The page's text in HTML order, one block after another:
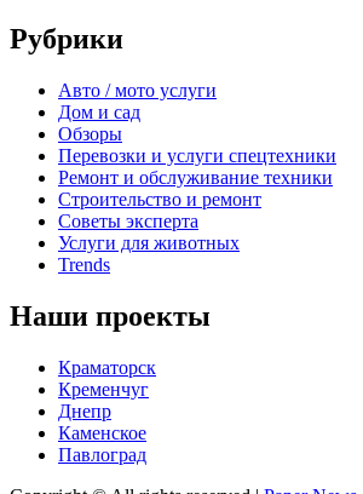
Рубрики
Авто / мото услуги
Дом и сад
Обзоры
Перевозки и услуги спецтехники
Ремонт и обслуживание техники
Строительство и ремонт
Советы эксперта
Услуги для животных
Trends
Наши проекты
Краматорск
Кременчуг
Днепр
Каменское
Павлоград